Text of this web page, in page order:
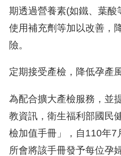
期透過營養素(如鐵、葉
使用補充劑等加以改善，
險。
定期接受產檢，降低孕產
為配合擴大產檢服務，並
教資訊，衛生福利部國民
檢加值手冊」，自110年7
所會將該手冊發予每位孕